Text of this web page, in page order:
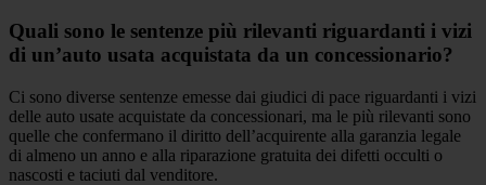
Quali sono le sentenze più rilevanti riguardanti i vizi
di un’auto usata acquistata da un concessionario?
Ci sono diverse sentenze emesse dai giudici di pace riguardanti i vizi
delle auto usate acquistate da concessionari, ma le più rilevanti sono
quelle che confermano il diritto dell’acquirente alla garanzia legale
di almeno un anno e alla riparazione gratuita dei difetti occulti o
nascosti e taciuti dal venditore.